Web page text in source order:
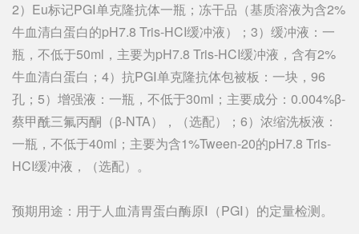
2）Eu标记PGⅠ单克隆抗体一瓶；冻干品（基质溶液为含2%
牛血清白蛋白的pH7.8 Tris-HCI缓冲液）；3）缓冲液：一
瓶，不低于50ml，主要为pH7.8 Tris-HCI缓冲液，含有2%
牛血清白蛋白；4）抗PGⅠ单克隆抗体包被板：一块，96
孔；5）增强液：一瓶，不低于30ml；主要成分：0.004%β-
蔡甲酰三氟丙酮（β-NTA），（选配）；6）浓缩洗板液：
一瓶，不低于40ml；主要为含1%Tween-20的pH7.8 Tris-
HCI缓冲液，（选配）。
预期用途：用于人血清胃蛋白酶原Ⅰ（PGⅠ）的定量检测。